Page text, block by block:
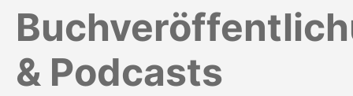
& Podcasts